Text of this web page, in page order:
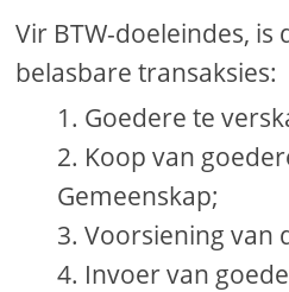
Vir BTW-doeleindes, is
belasbare transaksies:
Goedere te
Koop van
Gemeenskap;
Voorsiening van
Invoer van